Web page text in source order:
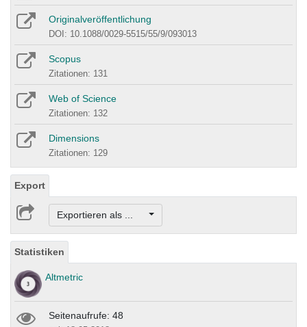
Originalveröffentlichung
DOI: 10.1088/0029-5515/55/9/093013
Scopus
Zitationen: 131
Web of Science
Zitationen: 132
Dimensions
Zitationen: 129
Export
Exportieren als ...
Statistiken
Altmetric
Seitenaufrufe: 48